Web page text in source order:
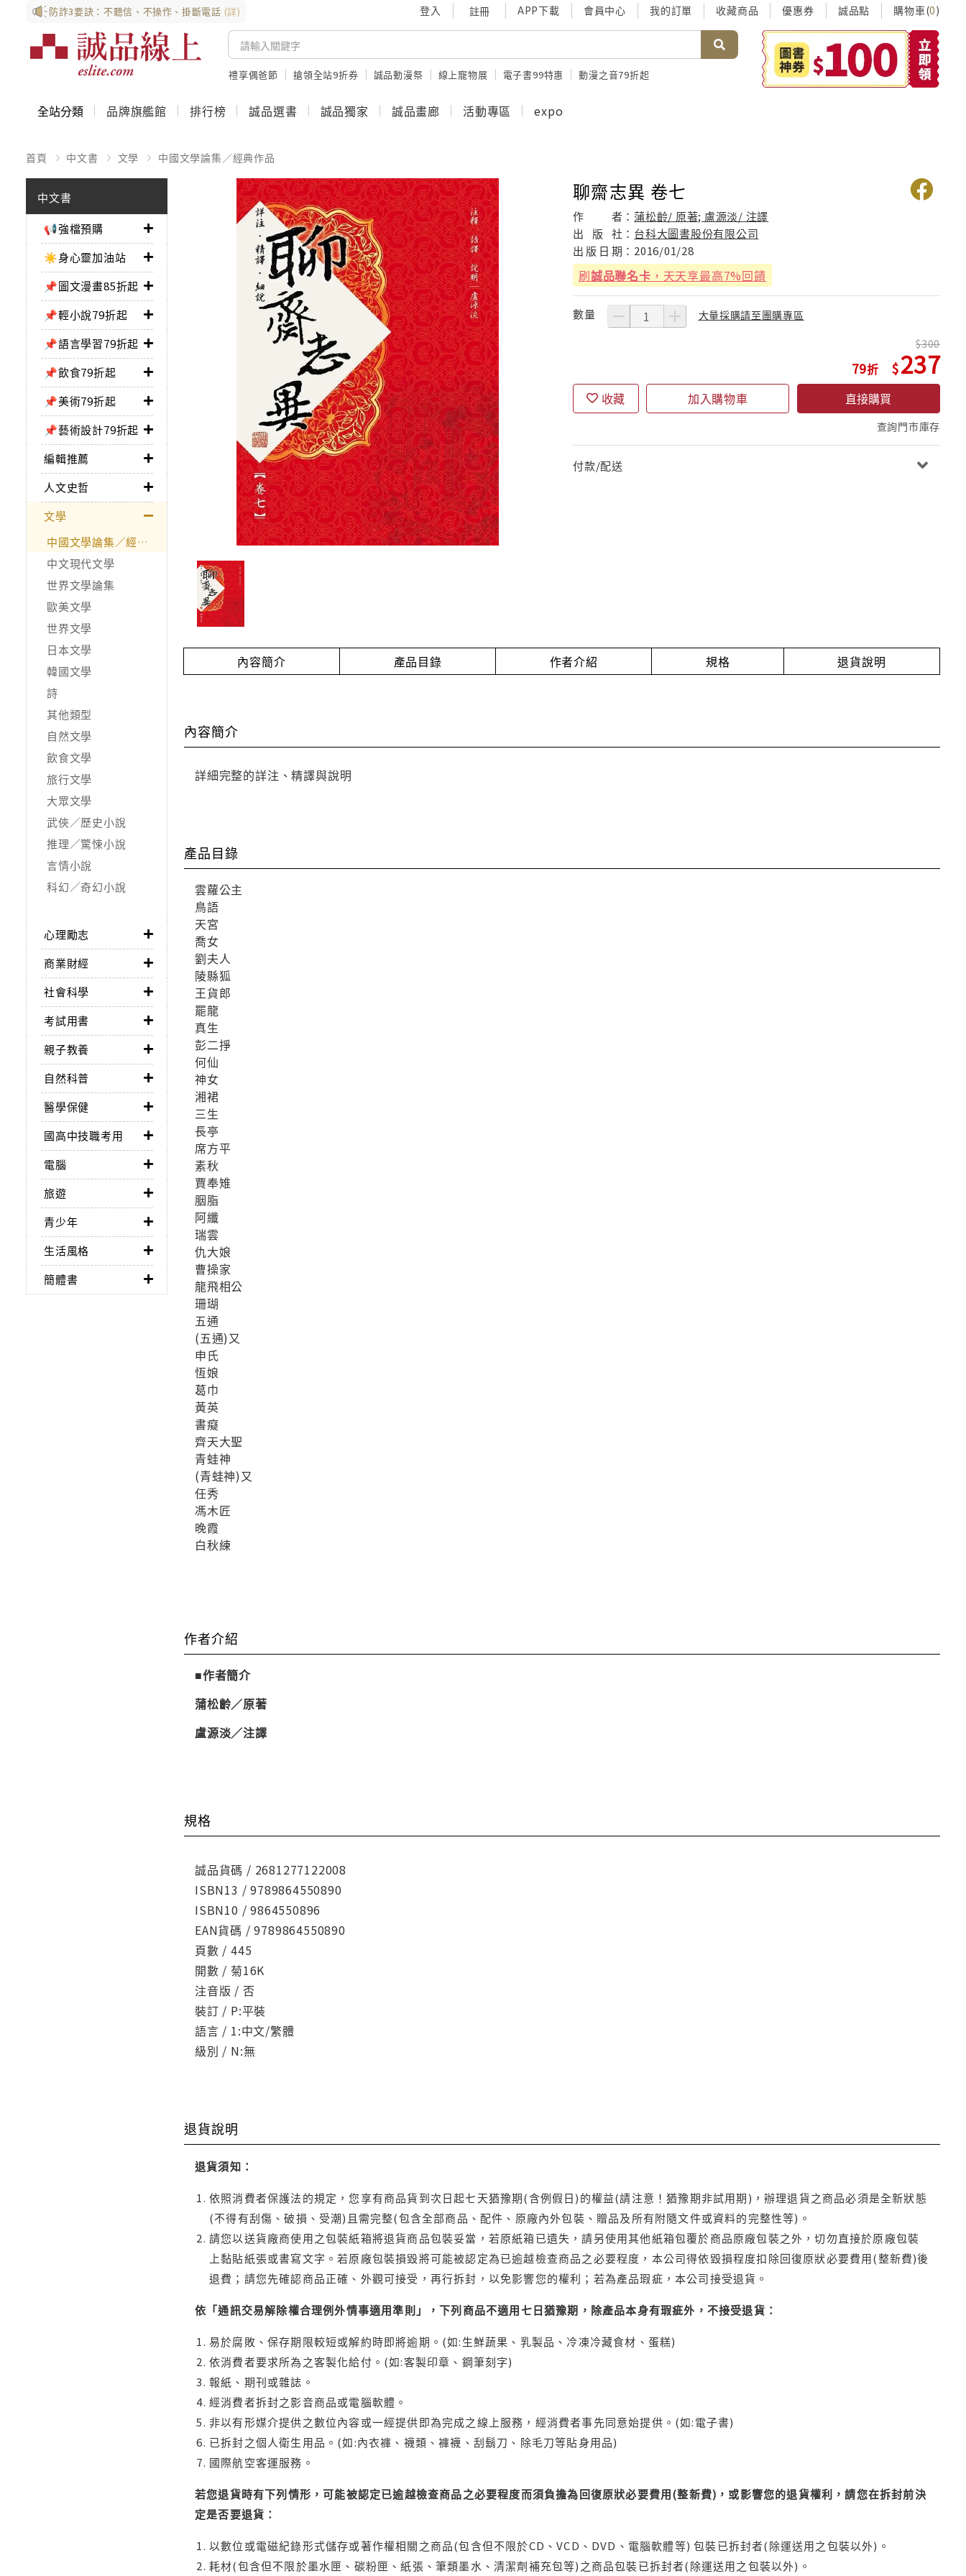
防詐3要訣：不聽信、不操作、掛斷電話 (詳) 登入 註冊 APP下載 會員中心 我的訂單 收藏商品 優惠券 誠品點 購物車(0)
禮享偶爸節 搶領全站9折券 誠品動漫祭 線上寵物展 電子書99特惠 動漫之音79折起
全站分類 品牌旗艦館 排行榜 誠品選書 誠品獨家 誠品畫廊 活動專區 expo
首頁 中文書 文學 中國文學論集／經典作品
中文書
📢強檔預購
☀️身心靈加油站
📌圖文漫畫85折起
📌輕小說79折起
📌語言學習79折起
📌飲食79折起
📌美術79折起
📌藝術設計79折起
編輯推薦
人文史哲
文學
中國文學論集／經典作品
中文現代文學
世界文學論集
歐美文學
世界文學
日本文學
韓國文學
詩
其他類型
自然文學
飲食文學
旅行文學
大眾文學
武俠／歷史小說
推理／驚悚小說
言情小說
科幻／奇幻小說
心理勵志
商業財經
社會科學
考試用書
親子教養
自然科普
醫學保健
國高中技職考用
電腦
旅遊
青少年
生活風格
簡體書
聊齋志異 卷七
作 者：蒲松齡/ 原著; 盧源淡/ 注譯
出
版 社： 台科大圖書股份有限公司
出 版 日 期： 2016/01/28
刷誠品聯名卡 ，天天享最高7%回饋
數量 大量採購請至團購專區
79
300
237
收藏 加入購物車 直接購買
查詢門市庫存
付款/配送
內容簡介 產品目錄 作者介紹 規格 退貨說明
內容簡介
詳細完整的詳注、精譯與說明
產品目錄
雲蘿公主
鳥語
天宮
喬女
劉夫人
陵縣狐
王貨郎
罷龍
真生
彭二掙
何仙
神女
湘裙
三生
長亭
席方平
素秋
賈奉雉
胭脂
阿纖
瑞雲
仇大娘
曹操家
龍飛相公
珊瑚
五通
(五通)又
申氏
恆娘
葛巾
黃英
書癡
齊天大聖
青蛙神
(青蛙神)又
任秀
馮木匠
晚霞
白秋練
作者介紹
■作者簡介
蒲松齡／原著
盧源淡／注譯
規格
誠品貨碼 / 2681277122008
ISBN13 / 9789864550890
ISBN10 / 9864550896
EAN貨碼 / 9789864550890
頁數 / 445
開數 / 菊16K
注音版 / 否
裝訂 / P:平裝
語言 / 1:中文/繁體
級別 / N:無
退貨說明
退貨須知：
依照消費者保護法的規定，您享有商品貨到次日起七天猶豫期(含例假日)的權益(請注意！猶豫期非試用期)，辦理退貨之商品必須是全新狀態
(不得有刮傷、破損、受潮)且需完整(包含全部商品、配件、原廠內外包裝、贈品及所有附隨文件或資料的完整性等)。
請您以送貨廠商使用之包裝紙箱將退貨商品包裝妥當，若原紙箱已遺失，請另使用其他紙箱包覆於商品原廠包裝之外，切勿直接於原廠包裝
上黏貼紙張或書寫文字。若原廠包裝損毀將可能被認定為已逾越檢查商品之必要程度，本公司得依毀損程度扣除回復原狀必要費用(整新費)後
退費；請您先確認商品正確、外觀可接受，再行拆封，以免影響您的權利；若為產品瑕疵，本公司接受退貨。
依「通訊交易解除權合理例外情事適用準則」，下列商品不適用七日猶豫期，除產品本身有瑕疵外，不接受退貨：
易於腐敗、保存期限較短或解約時即將逾期。(如:生鮮蔬果、乳製品、冷凍冷藏食材、蛋糕)
依消費者要求所為之客製化給付。(如:客製印章、鋼筆刻字)
報紙、期刊或雜誌。
經消費者拆封之影音商品或電腦軟體。
非以有形媒介提供之數位內容或一經提供即為完成之線上服務，經消費者事先同意始提供。(如:電子書)
已拆封之個人衛生用品。(如:內衣褲、襪類、褲襪、刮鬍刀、除毛刀等貼身用品)
國際航空客運服務。
若您退貨時有下列情形，可能被認定已逾越檢查商品之必要程度而須負擔為回復原狀必要費用(整新費)，或影響您的退貨權利，請您在拆封前決
定是否要退貨：
以數位或電磁紀錄形式儲存或著作權相關之商品(包含但不限於CD、VCD、DVD、電腦軟體等) 包裝已拆封者(除運送用之包裝以外)。
耗材(包含但不限於墨水匣、碳粉匣、紙張、筆類墨水、清潔劑補充包等)之商品包裝已拆封者(除運送用之包裝以外)。